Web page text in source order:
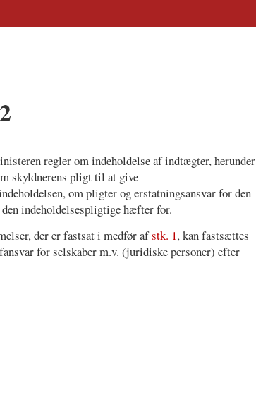
regler om indeholdelse af indtægter, herunder
skyldnerens pligt til at give
om pligter og erstatningsansvar for den
indeholdelsespligtige hæfter for.
der er fastsat i medfør afstk. 1, kan fastsættes
for selskaber m.v. (juridiske personer) efter